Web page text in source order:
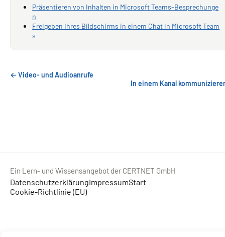
Präsentieren von Inhalten in Microsoft Teams-Besprechunge
n
Freigeben Ihres Bildschirms in einem Chat in Microsoft Team
s
← Video- und Audioanrufe
In einem Kanal
Ein Lern- und Wissensangebot der CERTNET GmbH
DatenschutzerklärungImpressumStart
Cookie-Richtlinie (EU)